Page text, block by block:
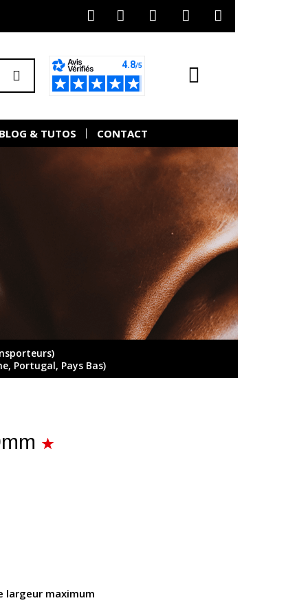
BLOG & TUTOS CONTACT
Portugal, Pays Bas)
largeur maximum